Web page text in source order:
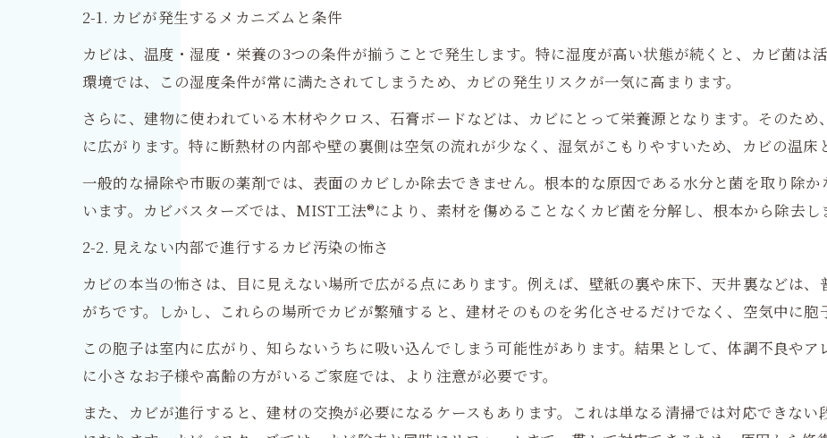
2-1. カビが発生するメカニズムと条件
カビは、温度・湿度・栄養の3つの条件が揃うことで発生します。特に湿度が高い状態が続くと、カビ菌は
環境では、この湿度条件が常に満たされてしまうため、カビの発生リスクが一気に高まります。
さらに、建物に使われている木材やクロス、石膏ボードなどは、カビにとって栄養源となります。そのた
に広がります。特に断熱材の内部や壁の裏側は空気の流れが少なく、湿気がこもりやすいため、カビの温床
一般的な掃除や市販の薬剤では、表面のカビしか除去できません。根本的な原因である水分と菌を取り除
います。カビバスターズでは、MIST工法®により、素材を傷めることなくカビ菌を分解し、根本から除去し
2-2. 見えない内部で進行するカビ汚染の怖さ
カビの本当の怖さは、目に見えない場所で広がる点にあります。例えば、壁紙の裏や床下、天井裏などは
がちです。しかし、これらの場所でカビが繁殖すると、建材そのものを劣化させるだけでなく、空気中に胞
この胞子は室内に広がり、知らないうちに吸い込んでしまう可能性があります。結果として、体調不良や
に小さなお子様や高齢の方がいるご家庭では、より注意が必要です。
また、カビが進行すると、建材の交換が必要になるケースもあります。これは単なる清掃では対応できな